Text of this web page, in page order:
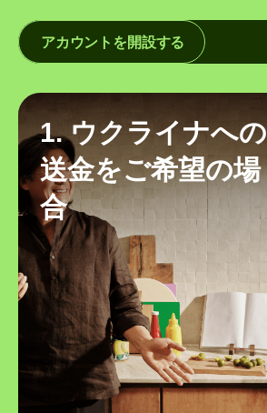
アカウントを開設する
1. ウクライナへの
送金をご希望の場
合